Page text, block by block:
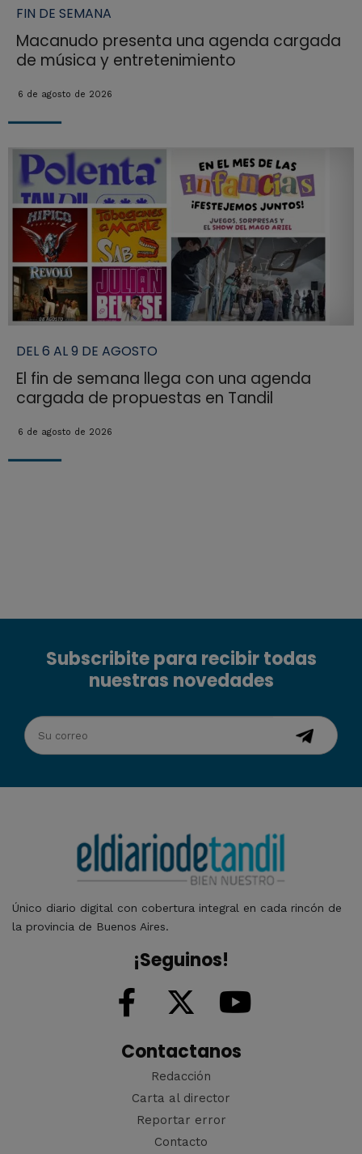
FIN DE SEMANA
Macanudo presenta una agenda cargada
de música y entretenimiento
6 de agosto de 2026
DEL 6 AL 9 DE AGOSTO
El fin de semana llega con una agenda
cargada de propuestas en Tandil
6 de agosto de 2026
Subscribite para recibir todas
nuestras novedades
Único diario digital con cobertura integral en cada rincón de
la provincia de Buenos Aires.
¡Seguinos!
Contactanos
Redacción
Carta al director
Reportar error
Contacto